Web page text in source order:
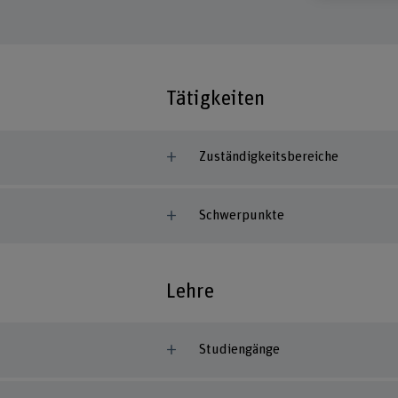
Tätigkeiten
Zuständigkeitsbereiche
Schwerpunkte
Lehre
Studiengänge